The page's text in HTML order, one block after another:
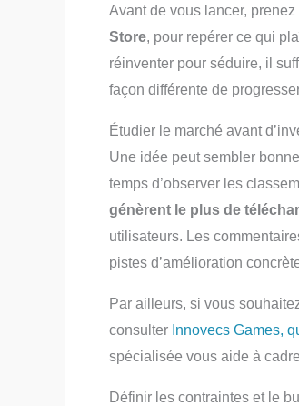
Avant de vous lancer,
Store, pour repérer ce qui
réinventer pour séduire, il
façon différente de
Étudier le marché avant
Une idée peut sembler
temps d’observer les
génèrent le plus de
utilisateurs. Les
pistes d’amélioration
Par ailleurs, si vous
consulter Innovecs Games,
spécialisée vous aide à
Définir les contraintes et le